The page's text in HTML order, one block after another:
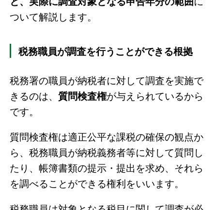
ついて解説します。
税務職員が調査を行うことができる根拠
税務署の職員が納税者に対して調査を実施で
きるのは、 質問検査権が与えられているから
です。
質問検査権は適正公平な課税の確保の観点か
ら、税務職員が納税義務者等に対して質問し
たり、帳簿書類の提示・提出を求め、それら
を調べることができる権利をいいます。